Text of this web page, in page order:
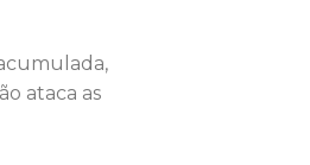
ataca as